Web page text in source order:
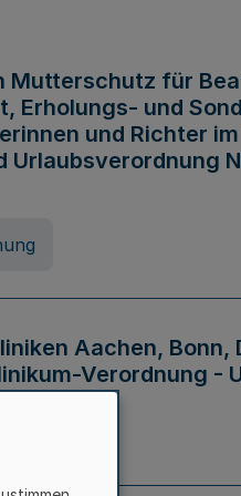
Mutterschutz für
Erholungs- und
und Richter
Aachen, Bonn,
Verordnung -